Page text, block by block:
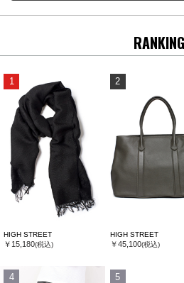
RANKING
1
HIGH STREET
￥15,180(税込)
2
HIGH STREET
￥45,100(税込)
4 5